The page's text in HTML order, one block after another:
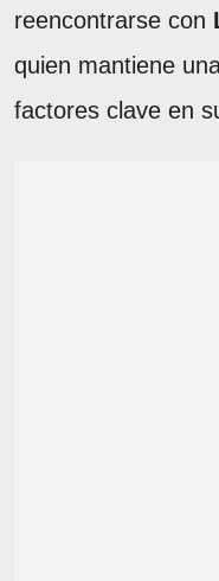
reencontrarse con
quien mantiene
factores clave en